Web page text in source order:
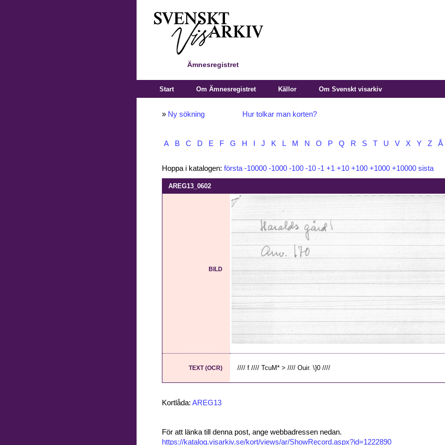
Ämnesregistret
Start Om Ämnesregistret Källor Om Svenskt visarkiv
» Ny sökning Hur tolkar man korten?
A B C D E F G H J K L M N O P Q R S T U V X Y Z Å
Hoppa i katalogen: första -10000 -1000 -100 -10 -1 +1 +10 +100 +1000 +10000 sista
AREG13_0602
BILD
TEXT (OCR) //// f //// TcuM* > //// Ouir. \}0 ////
Kortlåda: AREG13
För att länka till denna post, ange webbadressen nedan.
https://katalog.visarkiv.se/kort/views/ar/ShowRecord.aspx?id=1222890